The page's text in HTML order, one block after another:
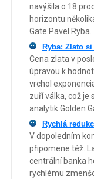
navýšila o 18
horizontu
Gate Pavel Ryba.
Ryba: Zlato
Cena zlata v
úpravou k
vrchol
zuří válka, což je
analytik Golden
Rychlá
V dopoledním
připomene též.
centrální banka
rychlému